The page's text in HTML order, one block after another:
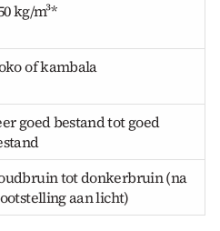
kg/m³*
of kambala
goed bestand tot goed
tot donkerbruin (na
aan licht)